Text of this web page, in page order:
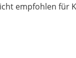
empfohlen für